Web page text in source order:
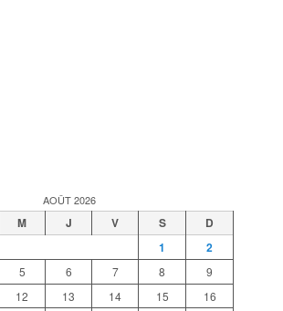
AOÛT 2026
M J V S
D
1
2
5 6 7 8
9
12 13 14 15
16